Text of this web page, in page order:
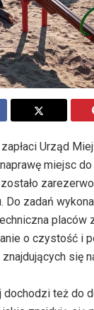
Urząd
miejsc do
Do zadań
placów
o czystość i
się
też do